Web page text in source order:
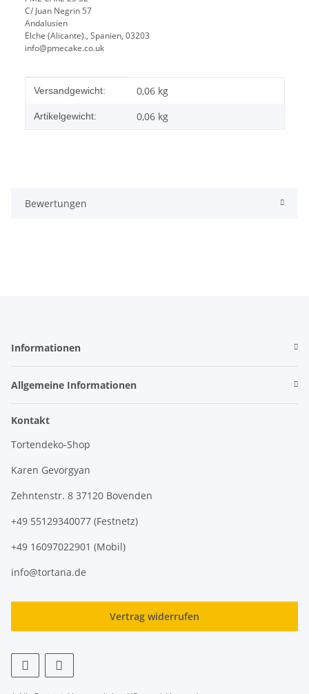
C/ Juan Negrin 57
Andalusien
Elche (Alicante)., Spanien, 03203
info@pmecake.co.uk
Produkteigenschaft
Wert
Versandgewicht: 0,06 kg
Artikelgewicht: 0,06 kg
Bewertungen
Informationen
Allgemeine Informationen
Kontakt
Tortendeko-Shop
Karen Gevorgyan
Zehntenstr. 8 37120 Bovenden
+49 55129340077 (Festnetz)
+49 16097022901 (Mobil)
info@tortana.de
Vertrag widerrufen